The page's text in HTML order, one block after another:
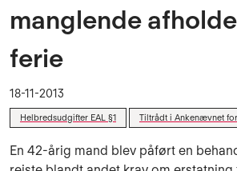
manglende
ferie
18-11-2013
Helbredsudgifter EAL §1 Tiltrådt i Ankenævnet
En 42-årig mand blev påført en